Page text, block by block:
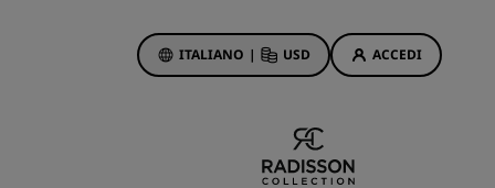
ITALIANO | USD ACCEDI
Offerte di hotel